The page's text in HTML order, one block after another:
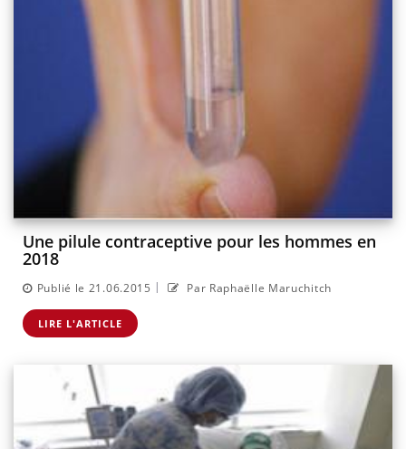
Une pilule contraceptive pour les hommes en
2018
Publié le 21.06.2015 | Par Raphaëlle Maruchitch
LIRE L'ARTICLE